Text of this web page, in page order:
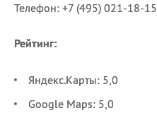
Телефон: +7 (495) 021-18-15
Рейтинг:
Яндекс.Карты: 5,0
Google Maps: 5,0